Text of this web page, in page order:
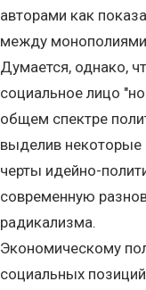
авторами как
между
Думается, однако,
социальное лицо
общем спектре
выделив некоторые
черты идейно-
современную
радикализма.
Экономическому
социальных